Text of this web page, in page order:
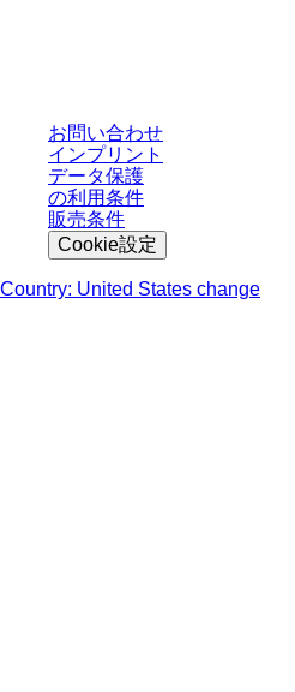
お問い合わせ
インプリント
データ保護
の利用条件
販売条件
Cookie設定
Country: United States change